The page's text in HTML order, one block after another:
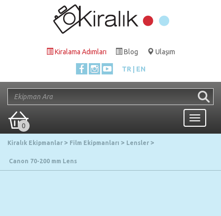
Kiralama Adımları Blog Ulaşım
TR EN
0
Toggle
Kiralık Ekipmanlar Film Ekipmanları Lensler
Canon 70-200 mm Lens